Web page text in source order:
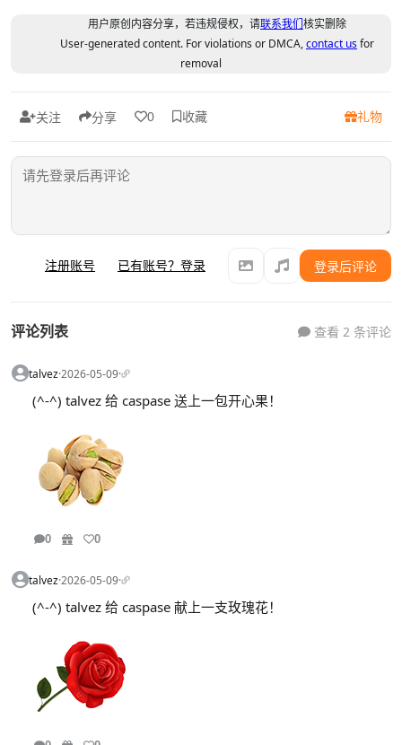
用户原创内容分享，若违规侵权，请联系我们核实删除
User-generated content. For violations or DMCA,contact usfor
removal
关注 分享 0 收藏 礼物
注册账号 已有账号？登录 登录后评论
评论列表 查看 2 条评论
talvez·2026-05-09·
(^-^) talvez 给 caspase 送上一包开心果！
0 0
talvez·2026-05-09·
(^-^) talvez 给 caspase 献上一支玫瑰花！